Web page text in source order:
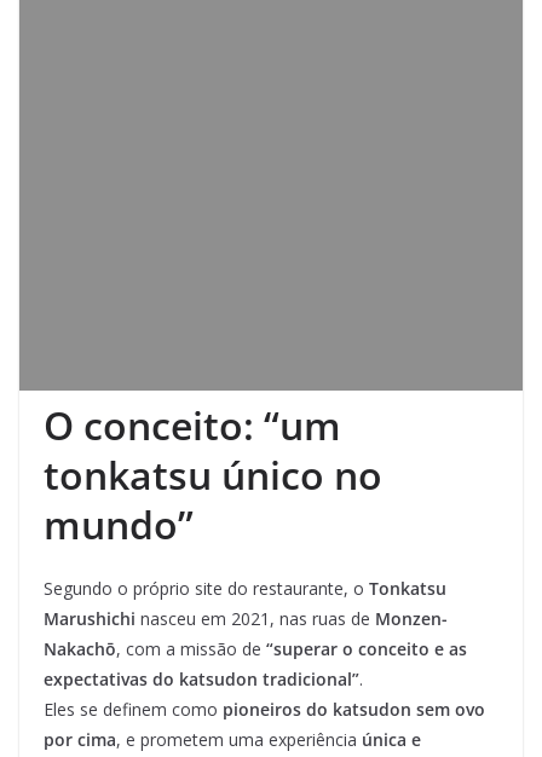
O conceito: “um
tonkatsu único no
mundo”
Segundo o próprio site do restaurante, o Tonkatsu
Marushichi nasceu em 2021, nas ruas de Monzen-
Nakachō, com a missão de “superar o conceito e as
expectativas do katsudon tradicional”.
Eles se definem como pioneiros do katsudon sem ovo
por cima, e prometem uma experiência única e